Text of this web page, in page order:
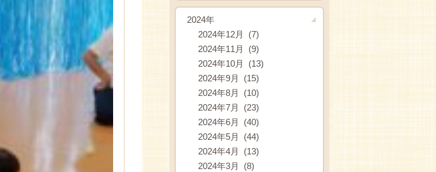
2024年
2024年12月 (7)
2024年11月 (9)
2024年10月 (13)
2024年9月 (15)
2024年8月 (10)
2024年7月 (23)
2024年6月 (40)
2024年5月 (44)
2024年4月 (13)
2024年3月 (8)